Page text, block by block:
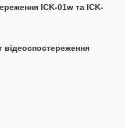
ICK-01w та ICK-
відеоспостереження